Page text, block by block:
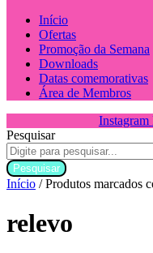
Início
Ofertas
Promoção da Semana
Downloads
Datas comemorativas
Área de Membros
Instagram
Pesquisar
Pesquisar
Início / Produtos marcados
relevo